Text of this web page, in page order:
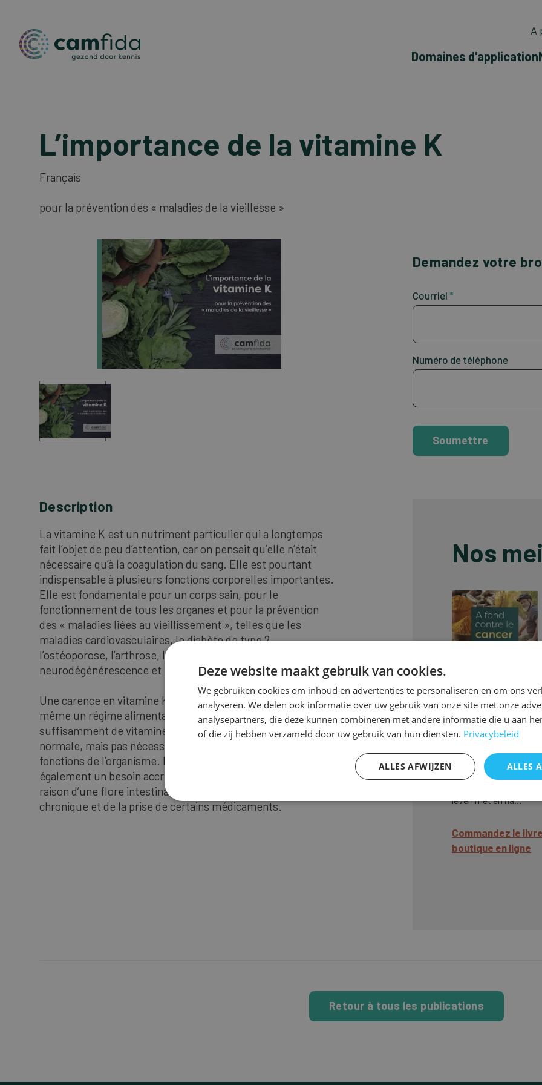
A
Domaines d'application
L’importance de la vitamine K
Français
pour la prévention des « maladies de la vieillesse »
Demandez votre
Courriel *
Numéro de téléphone
Soumettre
Description
La vitamine K est un nutriment particulier qui a longtemps
fait l’objet de peu d’attention, car on pensait qu’elle n’était
nécessaire qu’à la coagulation du sang. Elle est pourtant
indispensable à plusieurs fonctions corporelles importantes.
Elle est fondamentale pour un corps sain, pour le
fonctionnement de tous les organes et pour la prévention
des « maladies liées au vieillissement », telles que les
maladies cardiovasculaires, le diabète de type 2,
l’ostéoporose, l’arthrose, la faiblesse musculaire, la
neurodégénérescence et le cancer.
Une carence en vitamine K est très souvent négligée, car
même un régime alimentaire occiden- tal typique fournit
suffisamment de vitamine K pour une coagulation sanguine
normale, mais pas nécessairement pour toutes les autres
fonctions de l’organisme. De nombreuses personnes ont
également un besoin accru en vitamine K, notamment en
raison d’une flore intestinale perturbée, d’une inflammation
chronique et de la prise de certains médicaments.
Nos
À fond
cancer
“Voluit tegen kanker”
meest positieve boek
leven met en na…
Commandez le
boutique en ligne
Retour à tous les publications
Deze website maakt gebruik van cookies.
We gebruiken cookies om inhoud en advertenties te personaliseren en om ons
analyseren. We delen ook informatie over uw gebruik van onze site met onze
analysepartners, die deze kunnen combineren met andere informatie die u aan
of die zij hebben verzameld door uw gebruik van hun diensten. Privacybeleid
ALLES
ALLES AFWIJZEN